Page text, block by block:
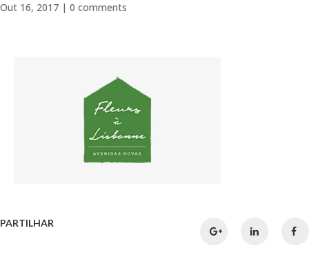
Out 16, 2017 | 0 comments
PARTILHAR